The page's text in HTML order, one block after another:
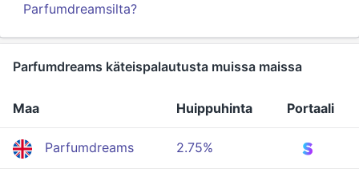
Parfumdreamsilta?
Parfumdreams käteispalautusta muissa maissa
Maa Huippuhinta Portaali
Parfumdreams 2.75%